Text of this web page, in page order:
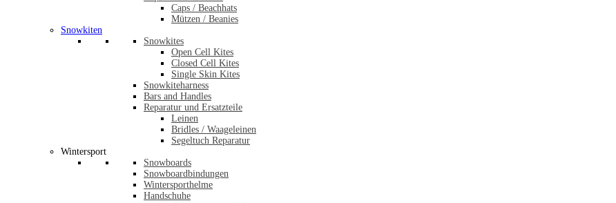
Caps / Beachhats
Mützen / Beanies
Snowkiten
Snowkites
Open Cell Kites
Closed Cell Kites
Single Skin Kites
Snowkiteharness
Bars and Handles
Reparatur und Ersatzteile
Leinen
Bridles / Waageleinen
Segeltuch Reparatur
Wintersport
Snowboards
Snowboardbindungen
Wintersporthelme
Handschuhe